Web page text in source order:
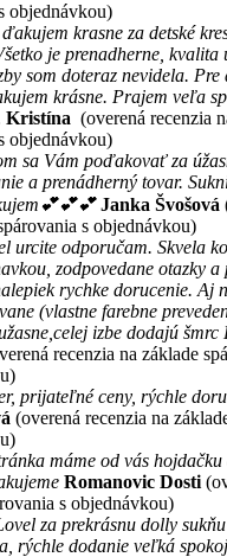
objednávkou)
krasne za detské
je prenadherne, kvalita
som doteraz nevidela. Pre
krásne. Prajem veľa
Kristína (overená recenzia
objednávkou)
sa Vám poďakovať za
a prenádherný tovar.
Janka Švošová
s objednávkou)
urcite odporučam. Skvela
zodpovedane otazky
rychke dorucenie. Aj
(vlastne farebne
izbe dodajú šmrc
recenzia na základe
prijateľné ceny, rýchle
(overená recenzia na
máme od vás
Romanovic Dosti
s objednávkou)
za prekrásnu dolly
rýchle dodanie veľká